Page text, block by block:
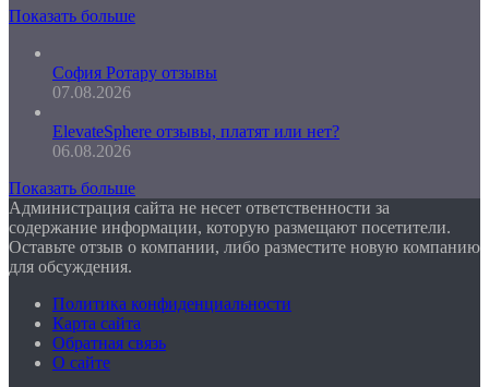
Показать больше
София Ротару отзывы
07.08.2026
ElevateSphere отзывы, платят или нет?
06.08.2026
Показать больше
Администрация сайта не несет ответственности за
содержание информации, которую размещают посетители.
Оставьте отзыв о компании, либо разместите новую компанию
для обсуждения.
Политика конфиденциальности
Карта сайта
Обратная связь
О сайте